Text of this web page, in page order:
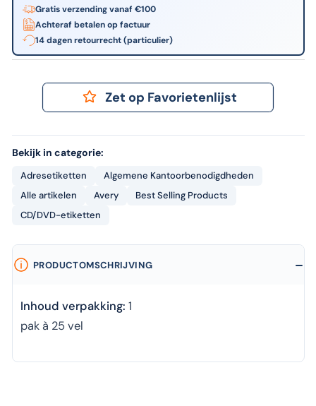
Gratis verzending vanaf €100
Achteraf betalen op factuur
14 dagen retourrecht (particulier)
Zet op Favorietenlijst
Bekijk in categorie:
Adresetiketten
Algemene Kantoorbenodigdheden
Alle artikelen
Avery
Best Selling Products
CD/DVD-etiketten
PRODUCTOMSCHRIJVING
Inhoud verpakking: 1
pak à 25 vel